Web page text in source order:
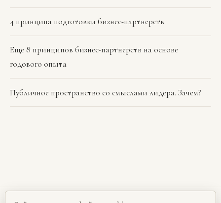
4 принципа подготовки бизнес-партнерств
Еще 8 принципов бизнес-партнерств на основе
годового опыта
Публичное пространство со смыслами лидера. Зачем?